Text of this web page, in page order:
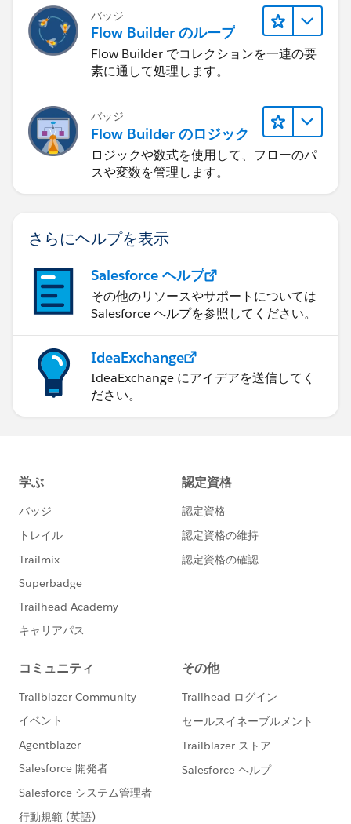
バッジ
Flow Builder のループ
Flow Builder でコレクションを一連の要
素に通して処理します。
バッジ
Flow Builder のロジック
ロジックや数式を使用して、フローのパ
スや変数を管理します。
さらにヘルプを表示
Salesforce ヘルプ
その他のリソースやサポートについては
Salesforce ヘルプを参照してください。
IdeaExchange
IdeaExchange にアイデアを送信してく
ださい。